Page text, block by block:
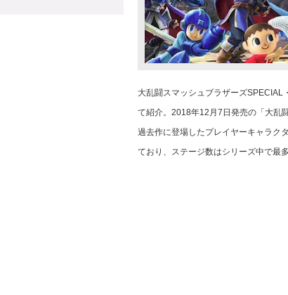
大乱闘スマッシュブラザーズ
て紹介。2018年12月7日発売の「大乱
過去作に登場したプレイヤーキャラク
ており、ステージ数はシリーズ中で最